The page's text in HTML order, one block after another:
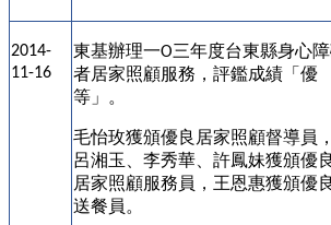
2014-
11-16
東基辦理一O三年度台東縣身心
者居家照顧服務，評鑑成績「優
等」。
毛怡玫獲頒優良居家照顧督導員，
呂湘玉、李秀華、許鳳妹獲頒優良
居家照顧服務員，王恩惠獲頒優良
送餐員。